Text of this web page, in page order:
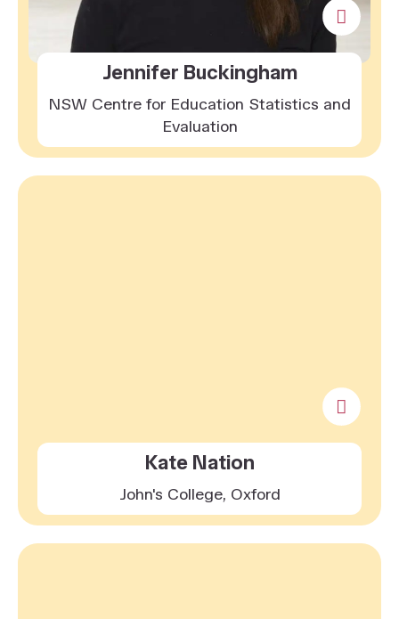
Jennifer Buckingham
NSW Centre for Education Statistics and
Evaluation
Kate Nation
John's College, Oxford